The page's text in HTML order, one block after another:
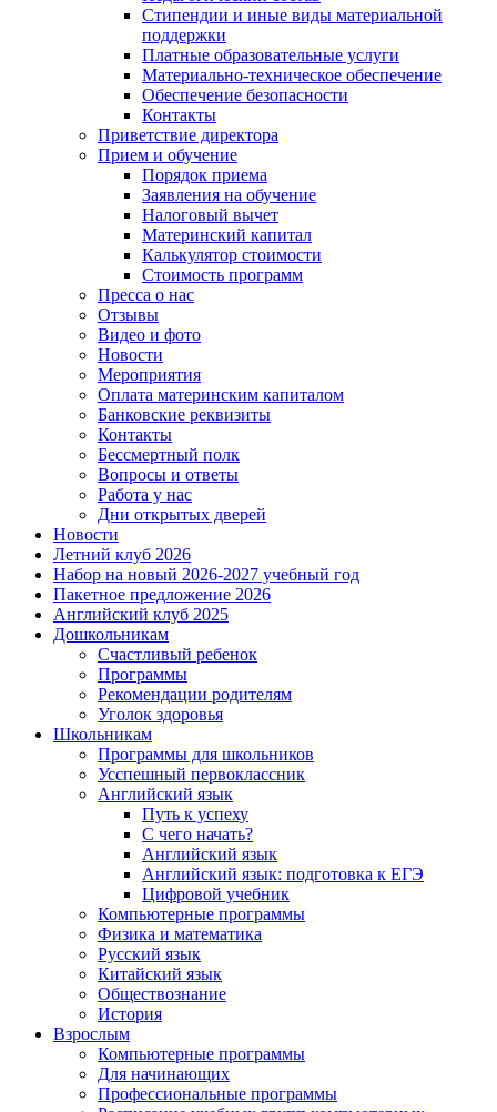
Стипендии и иные виды материальной
поддержки
Платные образовательные услуги
Материально-техническое обеспечение
Обеспечение безопасности
Контакты
Приветствие директора
Прием и обучение
Порядок приема
Заявления на обучение
Налоговый вычет
Материнский капитал
Калькулятор стоимости
Стоимость программ
Пресса о нас
Отзывы
Видео и фото
Новости
Мероприятия
Оплата материнским капиталом
Банковские реквизиты
Контакты
Бессмертный полк
Вопросы и ответы
Работа у нас
Дни открытых дверей
Новости
Летний клуб 2026
Набор на новый 2026-2027 учебный год
Пакетное предложение 2026
Английский клуб 2025
Дошкольникам
Счастливый ребенок
Программы
Рекомендации родителям
Уголок здоровья
Школьникам
Программы для школьников
Усспешный первоклассник
Английский язык
Путь к успеху
С чего начать?
Английский язык
Английский язык: подготовка к ЕГЭ
Цифровой учебник
Компьютерные программы
Физика и математика
Русский язык
Китайский язык
Обществознание
История
Взрослым
Компьютерные программы
Для начинающих
Профессиональные программы